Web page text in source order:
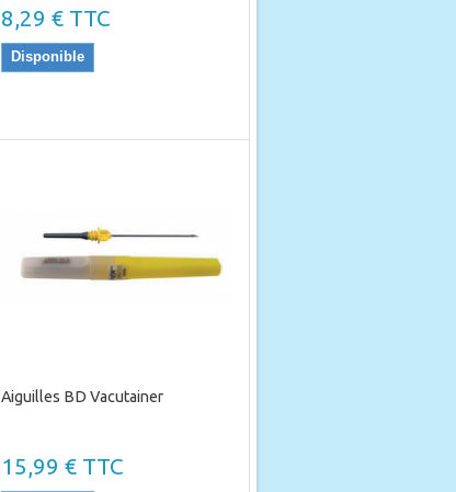
8,29 € TTC
Disponible
Aiguilles BD Vacutainer
15,99 € TTC